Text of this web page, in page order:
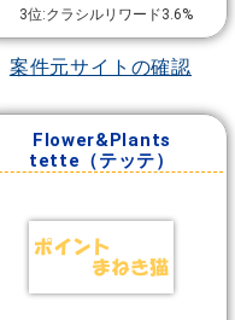
3位:クラシルリワード3.6%
案件元サイトの確認
Flower&Plants
tette（テッテ）